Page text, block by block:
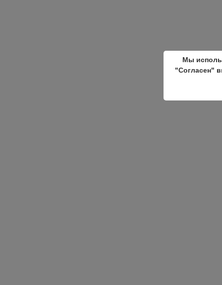
Мы
"Согласен"